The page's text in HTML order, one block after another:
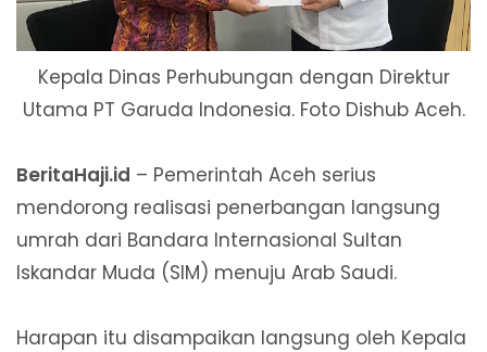
Kepala Dinas Perhubungan dengan Direktur
Utama PT Garuda Indonesia. Foto Dishub Aceh.
BeritaHaji.id – Pemerintah Aceh serius
mendorong realisasi penerbangan langsung
umrah dari Bandara Internasional Sultan
Iskandar Muda (SIM) menuju Arab Saudi.
Harapan itu disampaikan langsung oleh Kepala